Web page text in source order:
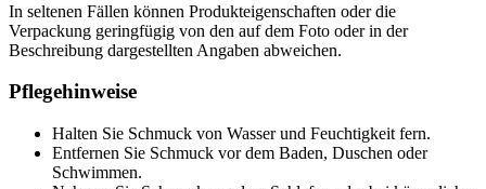
In seltenen Fällen können Produkteigenschaften oder die
Verpackung geringfügig von den auf dem Foto oder in der
Beschreibung dargestellten Angaben abweichen.
Pflegehinweise
Halten Sie Schmuck von Wasser und Feuchtigkeit fern.
Entfernen Sie Schmuck vor dem Baden, Duschen oder
Schwimmen.